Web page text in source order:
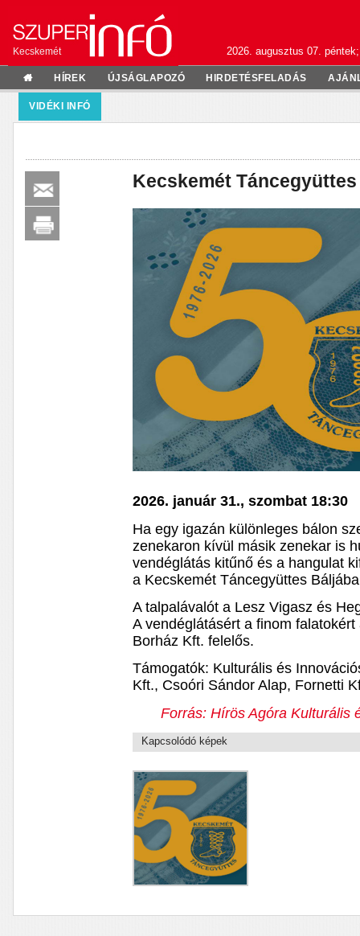
Kecskemét 2026. augusztus 07.
HÍREK ÚJSÁGLAPOZÓ HIRDETÉSFELADÁS
VIDÉKI INFÓ
Kecskemét
2026. január 31., szombat 18:30
Ha egy igazán különleges bálon
zenekaron kívül másik zenekar is
vendéglátás kitűnő és a hangulat
a Kecskemét Táncegyüttes
A talpalávalót a Lesz Vigasz és
A vendéglátásért a finom
Borház Kft. felelős.
Támogatók: Kulturális és
Kft., Csoóri Sándor Alap, Fornetti
Forrás: Hírös Agóra Kulturális
Kapcsolódó képek